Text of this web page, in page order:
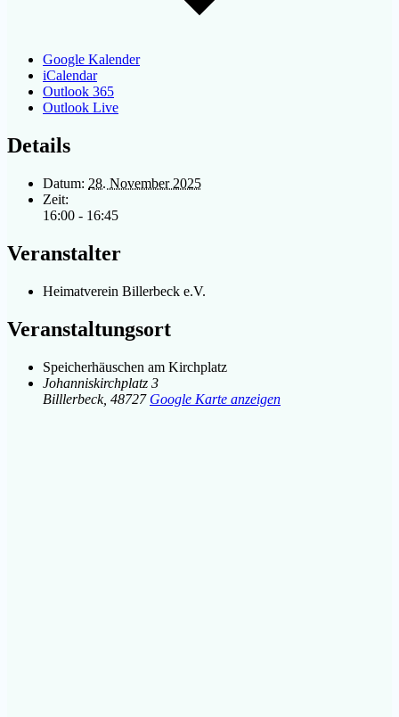
Google Kalender
iCalendar
Outlook 365
Outlook Live
Details
Datum: 28. November 2025
Zeit:
16:00 - 16:45
Veranstalter
Heimatverein Billerbeck e.V.
Veranstaltungsort
Speicherhäuschen am Kirchplatz
Johanniskirchplatz 3
Billlerbeck, 48727 Google Karte anzeigen